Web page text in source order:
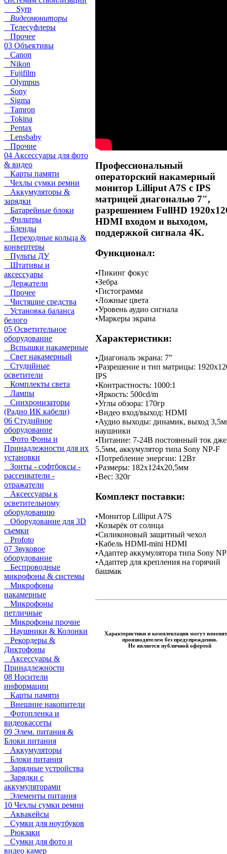
Syrp
Видеомониторы
Телесуфлеры
Прочее
03 Объективы
Canon
Nikon
Fujifilm
Olympus
Sony
Sigma
Tamron
Tokina
Pentax
Lensbaby
Прочие
04 Аксессуары для фото
& видео
Карты памяти
Чехлы сумки ремни
Аккумуляторы &
зарядки
Батарейные блоки
Фильтры
Бленды
Переходные кольца &
конвертеры
Пульты ДУ
Штативы и
аксессуары
Держатели
Прочее
Чистящие средства
Установка баланса
белого
05 Осветительное
оборудование
Вспышки накамерные
Свет накамерный
Студийные
осветители
Комплекты света
Лампы
Синхронизаторы
(Радио ИК кабели)
06 Студийное
оборудование
Фото Фоны и
Принадлежности для их
установки
Зонты - софтбоксы -
рассеиватели -
отражатели
Аксессуары к
осветительному
оборудованию
Оборудование для 3D
съемки
Profoto
07 Звуковое
оборудование
Беспроводные
микрофоны & системы
Микрофоны
накамерные
Микрофоны
петличные
Микрофоны прочие
Наушники & Колонки
Рекордеры &
Диктофоны
Аксессуары &
Принадлежности
08 Носители
информации
Карты памяти
Внешние накопители
Фотопленка и
видеокассеты
09 Элем. питания &
Блоки питания
Аккумуляторы
Блоки питания
Зарядные устройства
Зарядки с
аккумуляторами
Элементы питания
10 Чехлы сумки ремни
Аквакейсы
Сумки для ноутбуков
Рюкзаки
Сумки для фото и
видео камер
Профессиональный
операторский накамерный
монитор Lilliput A7S с IPS
матрицей диагональю 7",
разрешением FullHD
HDMI входом и выходом,
поддержкой сигнала 4K.
Функционал:
•Пикинг фокус
•Зебра
•Гистограмма
•Ложные цвета
•Уровень аудио сигнала
•Маркеры экрана
Характеристики:
•Диагональ экрана: 7”
•Разрешение и тип матрицы:
IPS
•Контрастность: 1000:1
•Яркость: 500cd/m
•Углы обзора: 170гр
•Видео вход/выход: HDMI
•Аудио выходы: динамик, выход
наушники
•Питание: 7-24В постоянный ток
5,5мм, аккумулятор типа Sony NP-F
•Потребление энергии: 12Вт
•Размеры: 182х124х20,5мм
•Вес: 320г
Комплект поставки:
•Монитор Lilliput A7S
•Козырёк от солнца
•Силиконовый защитный чехол
•Кабель HDMI-mini HDMI
•Адаптер аккумулятора типа Sony
•Адаптер для крепления на горячий
башмак
Характеристики и комплектация могут
производителем без предупреждения.
Не является публичной офертой